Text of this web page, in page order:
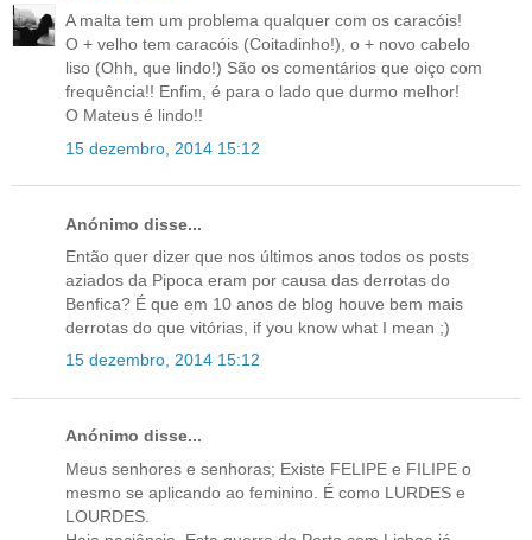
A malta tem um problema qualquer com os caracóis!
O + velho tem caracóis (Coitadinho!), o + novo cabelo
liso (Ohh, que lindo!) São os comentários que oiço com
frequência!! Enfim, é para o lado que durmo melhor!
O Mateus é lindo!!
15 dezembro, 2014 15:12
Anónimo disse...
Então quer dizer que nos últimos anos todos os posts
aziados da Pipoca eram por causa das derrotas do
Benfica? É que em 10 anos de blog houve bem mais
derrotas do que vitórias, if you know what I mean ;)
15 dezembro, 2014 15:12
Anónimo disse...
Meus senhores e senhoras; Existe FELIPE e FILIPE o
mesmo se aplicando ao feminino. É como LURDES e
LOURDES.